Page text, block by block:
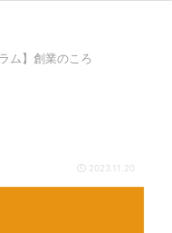
ラム】創業のころ
2023.11.20